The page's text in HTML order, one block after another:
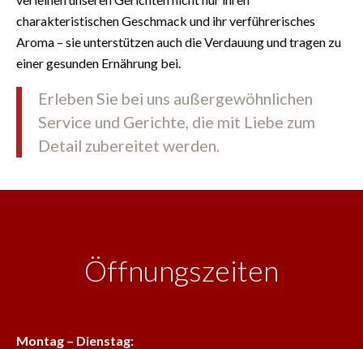
charakteristischen Geschmack und ihr verführerisches
Aroma – sie unterstützen auch die Verdauung und tragen zu
einer gesunden Ernährung bei.
Erleben Sie bei uns außergewöhnlichen
Service und Gerichte, die mit Liebe zum
Detail zubereitet werden.
Öffnungszeiten
Montag – Dienstag: